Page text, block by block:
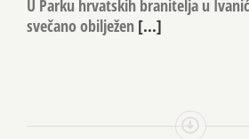
U Parku hrvatskih branitelja u
svečano obilježen [...]